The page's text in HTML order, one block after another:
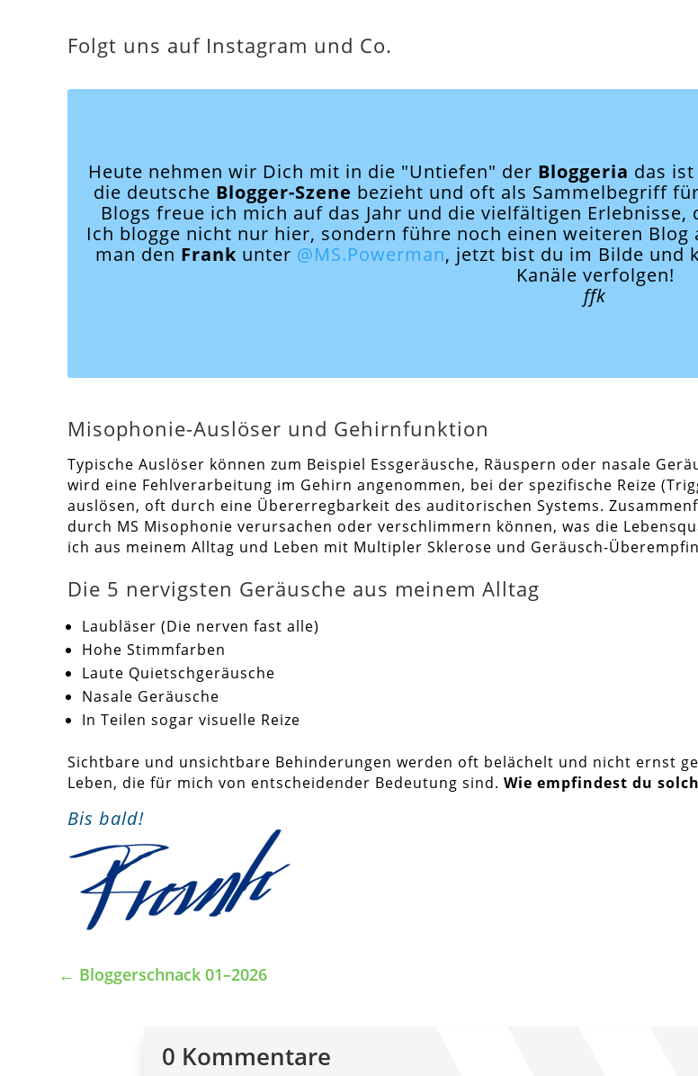
Folgt uns auf Instagram und Co.
Heute nehmen wir Dich mit in die "Untiefen" der Bloggeria das
die deutsche Blogger-Szene bezieht und oft als Sammelbegriff
Blogs freue ich mich auf das Jahr und die vielfältigen
Ich blogge nicht nur hier, sondern führe noch einen weiteren Blog
man den Frank unter @MS.Powerman, jetzt bist du im Bilde und
Kanäle verfolgen!
ffk
Misophonie-Auslöser und Gehirnfunktion
Typische Auslöser können zum Beispiel Essgeräusche, Räuspern oder nasale
wird eine Fehlverarbeitung im Gehirn angenommen, bei der spezifische Reize
auslösen, oft durch eine Übererregbarkeit des auditorischen Systems.
durch MS Misophonie verursachen oder verschlimmern können, was die
ich aus meinem Alltag und Leben mit Multipler Sklerose und Geräusch-
Die 5 nervigsten Geräusche aus meinem Alltag
Laubläser (Die nerven fast alle)
Hohe Stimmfarben
Laute Quietschgeräusche
Nasale Geräusche
In Teilen sogar visuelle Reize
Sichtbare und unsichtbare Behinderungen werden oft belächelt und nicht ernst
Leben, die für mich von entscheidender Bedeutung sind.Wie empfindest du
Bis bald!
← Bloggerschnack 01–2026
0 Kommentare